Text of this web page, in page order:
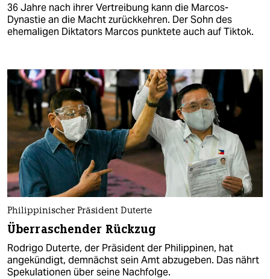
36 Jahre nach ihrer Vertreibung kann die Marcos-
Dynastie an die Macht zurückkehren. Der Sohn des
ehemaligen Diktators Marcos punktete auch auf Tiktok.
Philippinischer Präsident Duterte
Überraschender Rückzug
Rodrigo Duterte, der Präsident der Philippinen, hat
angekündigt, demnächst sein Amt abzugeben. Das nährt
Spekulationen über seine Nachfolge.